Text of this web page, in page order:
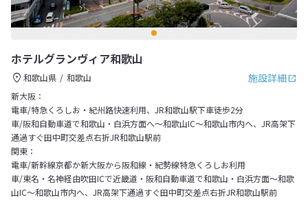
ホテルグランヴィア和歌山
施設詳細
和歌山県
和歌山
新大阪：
電車/特急くろしお・紀州路快速利用、JR和歌山駅下車徒歩2分
車/阪和自動車道で和歌山・白浜方面へ～和歌山IC～和歌山市内へ、JR高架下
通過すぐ田中町交差点右折JR和歌山駅前
関東：
電車/新幹線京都か新大阪から阪和線・紀勢線特急くろしお利用
車/東名・名神経由吹田ICで近畿道・阪和自動車道で和歌山・白浜方面～和歌
山IC～和歌山市内へ、JR高架下通過すぐ田中町交差点右折JR和歌山駅前